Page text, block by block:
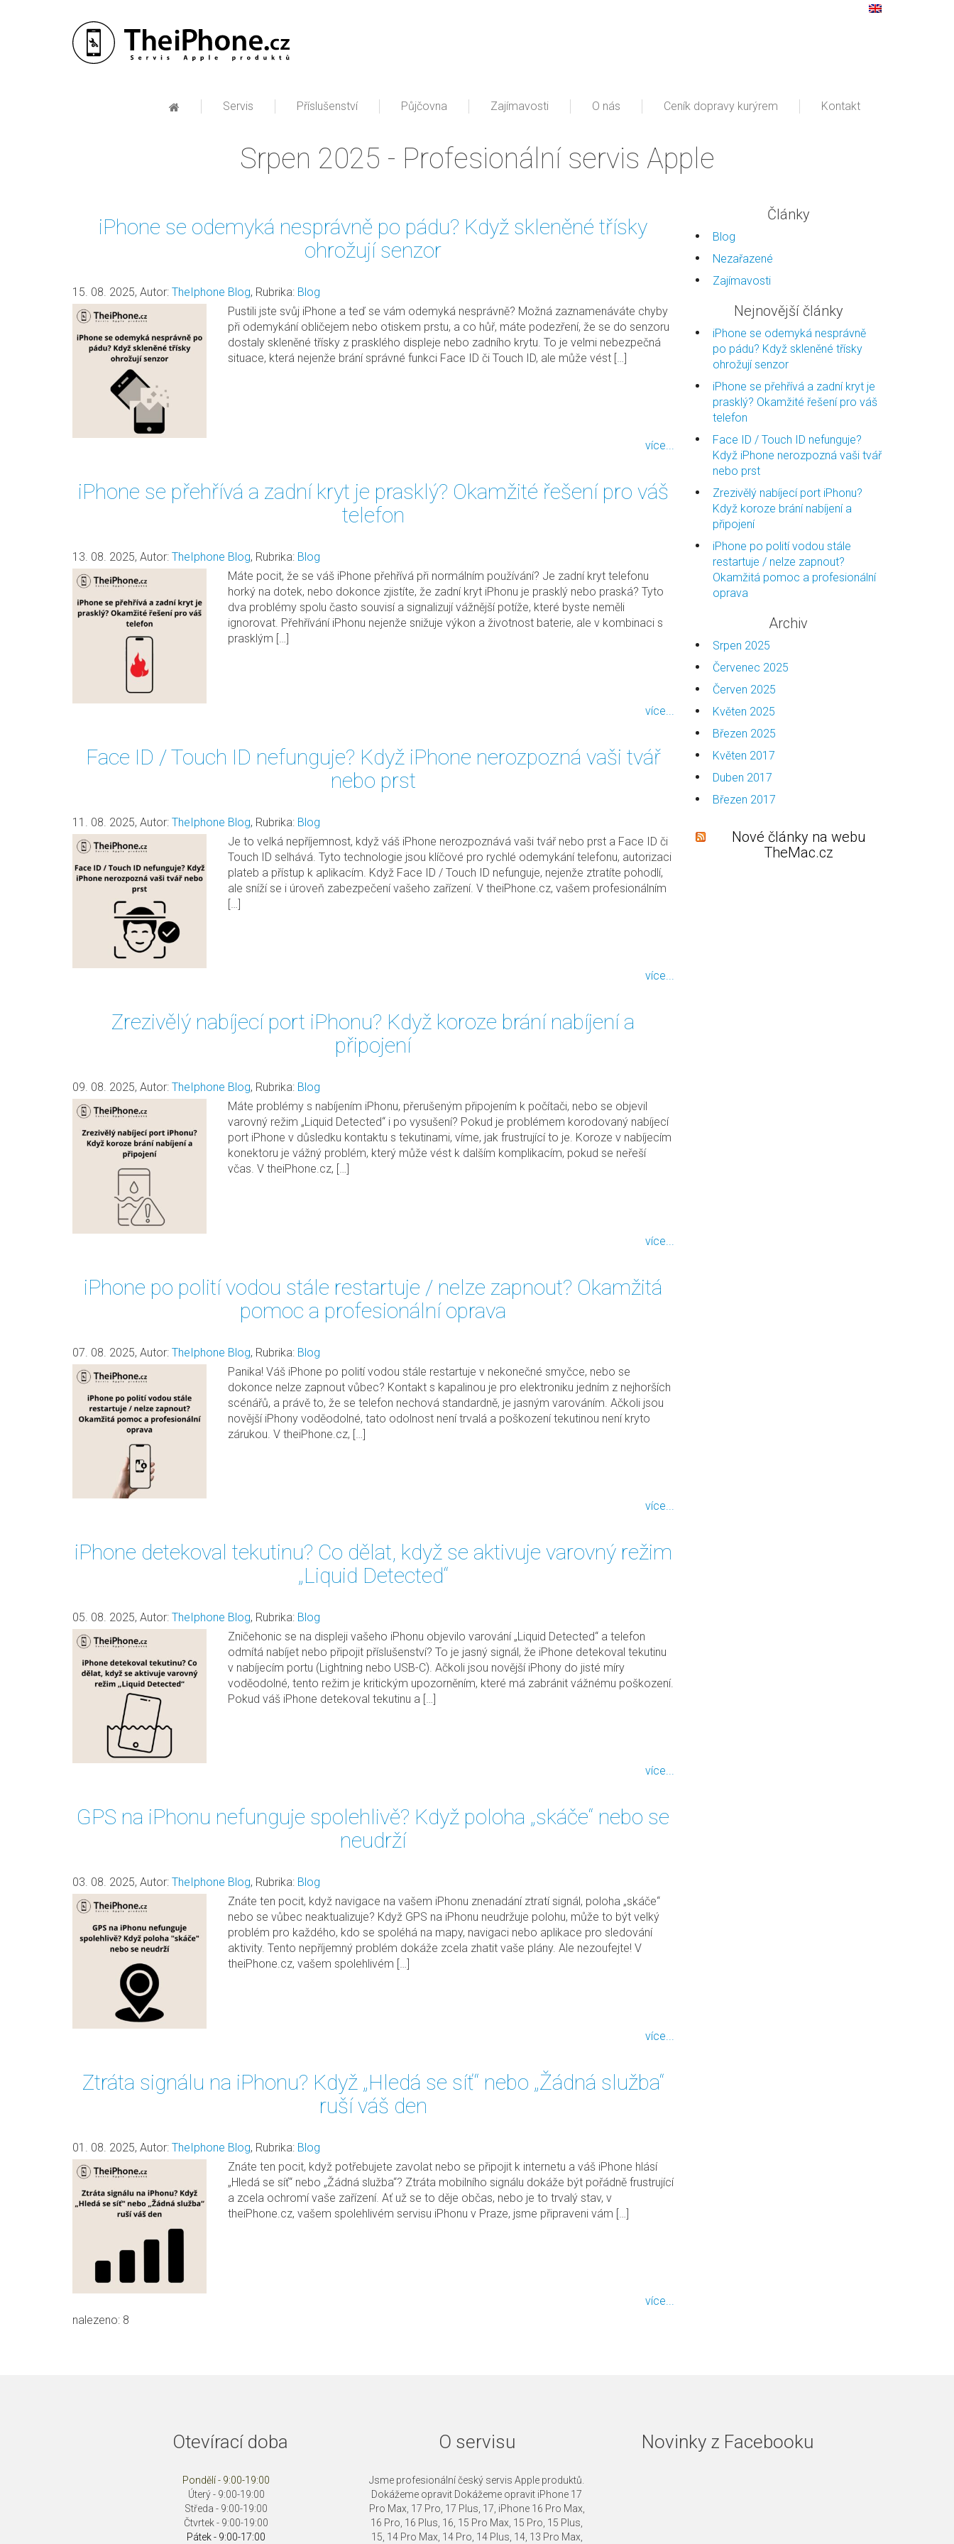
Servis Příslušenství Půjčovna Zajímavosti O nás Ceník dopravy kurýrem Kontakt
Srpen 2025 - Profesionální servis Apple
iPhone se odemyká nesprávně po pádu? Když skleněné třísky
ohrožují senzor
15. 08. 2025, Autor: TheIphone Blog, Rubrika: Blog
Pustili jste svůj iPhone a teď se vám odemyká nesprávně? Možná zaznamenáváte chyby
při odemykání obličejem nebo otiskem prstu, a co hůř, máte podezření, že se do senzoru
dostaly skleněné třísky z prasklého displeje nebo zadního krytu. To je velmi nebezpečná
situace, která nejenže brání správné funkci Face ID či Touch ID, ale může vést […]
více...
iPhone se přehřívá a zadní kryt je prasklý? Okamžité řešení pro váš
telefon
13. 08. 2025, Autor: TheIphone Blog, Rubrika: Blog
Máte pocit, že se váš iPhone přehřívá při normálním používání? Je zadní kryt telefonu
horký na dotek, nebo dokonce zjistíte, že zadní kryt iPhonu je prasklý nebo praská? Tyto
dva problémy spolu často souvisí a signalizují vážnější potíže, které byste neměli
ignorovat. Přehřívání iPhonu nejenže snižuje výkon a životnost baterie, ale v kombinaci s
prasklým […]
více...
Face ID / Touch ID nefunguje? Když iPhone nerozpozná vaši tvář
nebo prst
11. 08. 2025, Autor: TheIphone Blog, Rubrika: Blog
Je to velká nepříjemnost, když váš iPhone nerozpoznává vaši tvář nebo prst a Face ID či
Touch ID selhává. Tyto technologie jsou klíčové pro rychlé odemykání telefonu, autorizaci
plateb a přístup k aplikacím. Když Face ID / Touch ID nefunguje, nejenže ztratíte pohodlí,
ale sníží se i úroveň zabezpečení vašeho zařízení. V theiPhone.cz, vašem profesionálním
[…]
více...
Zrezivělý nabíjecí port iPhonu? Když koroze brání nabíjení a
připojení
09. 08. 2025, Autor: TheIphone Blog, Rubrika: Blog
Máte problémy s nabíjením iPhonu, přerušeným připojením k počítači, nebo se objevil
varovný režim „Liquid Detected“ i po vysušení? Pokud je problémem korodovaný nabíjecí
port iPhone v důsledku kontaktu s tekutinami, víme, jak frustrující to je. Koroze v nabíjecím
konektoru je vážný problém, který může vést k dalším komplikacím, pokud se neřeší
včas. V theiPhone.cz, […]
více...
iPhone po polití vodou stále restartuje / nelze zapnout? Okamžitá
pomoc a profesionální oprava
07. 08. 2025, Autor: TheIphone Blog, Rubrika: Blog
Panika! Váš iPhone po polití vodou stále restartuje v nekonečné smyčce, nebo se
dokonce nelze zapnout vůbec? Kontakt s kapalinou je pro elektroniku jedním z nejhorších
scénářů, a právě to, že se telefon nechová standardně, je jasným varováním. Ačkoli jsou
novější iPhony voděodolné, tato odolnost není trvalá a poškození tekutinou není kryto
zárukou. V theiPhone.cz, […]
více...
iPhone detekoval tekutinu? Co dělat, když se aktivuje varovný režim
„Liquid Detected“
05. 08. 2025, Autor: TheIphone Blog, Rubrika: Blog
Zničehonic se na displeji vašeho iPhonu objevilo varování „Liquid Detected“ a telefon
odmítá nabíjet nebo připojit příslušenství? To je jasný signál, že iPhone detekoval tekutinu
v nabíjecím portu (Lightning nebo USB-C). Ačkoli jsou novější iPhony do jisté míry
voděodolné, tento režim je kritickým upozorněním, které má zabránit vážnému poškození.
Pokud váš iPhone detekoval tekutinu a […]
více...
GPS na iPhonu nefunguje spolehlivě? Když poloha „skáče“ nebo se
neudrží
03. 08. 2025, Autor: TheIphone Blog, Rubrika: Blog
Znáte ten pocit, když navigace na vašem iPhonu znenadání ztratí signál, poloha „skáče“
nebo se vůbec neaktualizuje? Když GPS na iPhonu neudržuje polohu, může to být velký
problém pro každého, kdo se spoléhá na mapy, navigaci nebo aplikace pro sledování
aktivity. Tento nepříjemný problém dokáže zcela zhatit vaše plány. Ale nezoufejte! V
theiPhone.cz, vašem spolehlivém […]
více...
Ztráta signálu na iPhonu? Když „Hledá se síť“ nebo „Žádná služba“
ruší váš den
01. 08. 2025, Autor: TheIphone Blog, Rubrika: Blog
Znáte ten pocit, když potřebujete zavolat nebo se připojit k internetu a váš iPhone hlásí
„Hledá se síť“ nebo „Žádná služba“? Ztráta mobilního signálu dokáže být pořádně frustrující
a zcela ochromí vaše zařízení. Ať už se to děje občas, nebo je to trvalý stav, v
theiPhone.cz, vašem spolehlivém servisu iPhonu v Praze, jsme připraveni vám […]
více...
nalezeno: 8
Články
Blog
Nezařazené
Zajímavosti
Nejnovější články
iPhone se odemyká nesprávně
po pádu? Když skleněné třísky
ohrožují senzor
iPhone se přehřívá a zadní kryt je
prasklý? Okamžité řešení pro váš
telefon
Face ID / Touch ID nefunguje?
Když iPhone nerozpozná vaši tvář
nebo prst
Zrezivělý nabíjecí port iPhonu?
Když koroze brání nabíjení a
připojení
iPhone po polití vodou stále
restartuje / nelze zapnout?
Okamžitá pomoc a profesionální
oprava
Archiv
Srpen 2025
Červenec 2025
Červen 2025
Květen 2025
Březen 2025
Květen 2017
Duben 2017
Březen 2017
Nové články na webu
TheMac.cz
Otevírací doba
Pondělí - 9:00-19:00
Úterý - 9:00-19:00
Středa - 9:00-19:00
Čtvrtek - 9:00-19:00
Pátek - 9:00-17:00
O servisu
Jsme profesionální český servis Apple produktů.
Dokážeme opravit Dokážeme opravit iPhone 17
Pro Max, 17 Pro, 17 Plus, 17, iPhone 16 Pro Max,
16 Pro, 16 Plus, 16, 15 Pro Max, 15 Pro, 15 Plus,
15, 14 Pro Max, 14 Pro, 14 Plus, 14, 13 Pro Max,
Novinky z Facebooku